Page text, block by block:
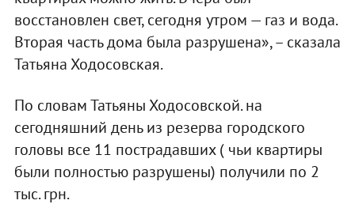
восстановлен свет, сегодня утром — газ и вода.
Вторая часть дома была разрушена», – сказала
Татьяна Ходосовская.
По словам Татьяны Ходосовской. на
сегодняшний день из резерва городского
головы все 11 пострадавших ( чьи квартиры
были полностью разрушены) получили по 2
тыс. грн.